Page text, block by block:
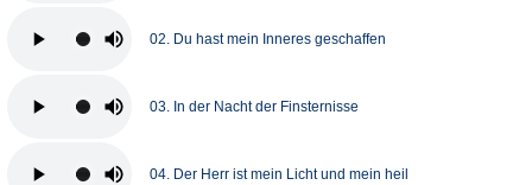
02. Du hast mein Inneres geschaffen
03. In der Nacht der Finsternisse
04. Der Herr ist mein Licht und mein heil